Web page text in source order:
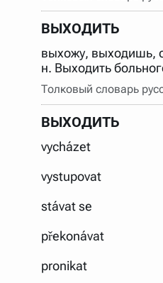
ВЫХОДИТЬ
выхожу, выходишь,
н. Выходить
Толковый словарь
ВЫХОДИТЬ
vycházet
vystupovat
stávat se
překonávat
pronikat